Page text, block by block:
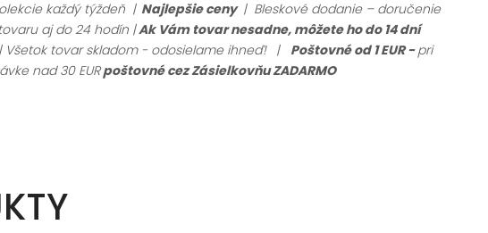
každý týždeň |Najlepšie ceny | Bleskové dodanie – doručenie
aj do 24 hodín |Ak Vám tovar nesadne, môžete ho do 14 dní
| Všetok tovar skladom - odosielame ihneď! | Poštovné od 1 EUR -pri
nad 30 EURpoštovné cez Zásielkovňu ZADARMO